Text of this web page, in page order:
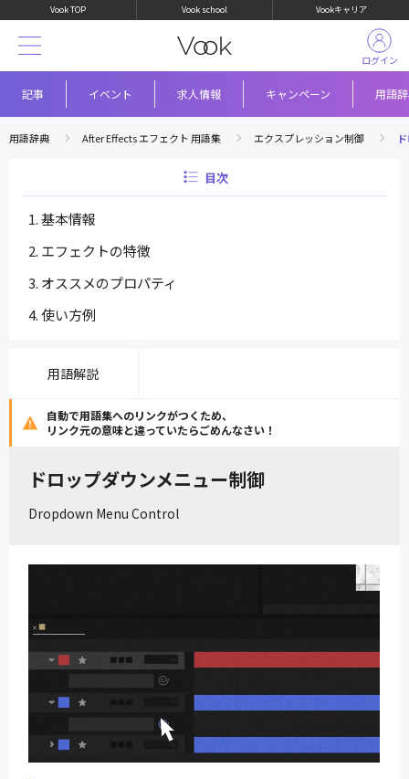
Vook TOP Vook school Vookキャリア
記事 イベント 求人情報 キャンペーン 用語
ログイン
用語辞典 After Effects エフェクト 用語集 エクスプレッション制御
目次
基本情報
エフェクトの特徴
オススメのプロパティ
使い方例
用語解説
自動で用語集へのリンクがつくため、
リンク元の意味と違っていたらごめんなさい！
ドロップダウンメニュー制御
Dropdown Menu Control